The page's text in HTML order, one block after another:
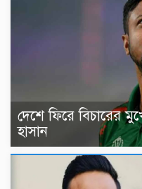
দেশে ফিরে বিচারের
হাসান